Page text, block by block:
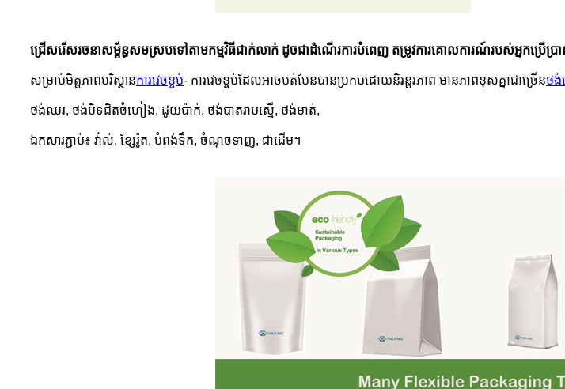
ជ្រើសរើសរចនាសម្ព័ន្ធសមស្របទៅតាមកម្មវិធីជាក់លាក់ ដូចជាដំណើរការបំពេញ តម្រូវការគោលការណ៍របស់អ្នកប្រើប្រ
សម្រាប់មិត្តភាពបរិស្ថានការវេចខ្ចប់- ការវេចខ្ចប់ដែលអាចបត់បែនបានប្រកបដោយនិរន្តរភាព មានភាពខុសគ្នាជាច្រើនថង់
ថង់ឈរ, ថង់បិទជិតចំហៀង, ដូយប៉ាក់, ថង់បាតរាបស្មើ, ថង់មាត់,
ឯកសារភ្ជាប់៖ វ៉ាល់, ខ្សែរ៉ូត, បំពង់ទឹក, ចំណុចទាញ, ជាដើម។